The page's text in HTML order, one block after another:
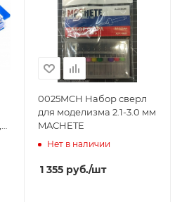
0025MCH Набор сверл
для моделизма 2.1-3.0 мм
MACHETE
Нет в наличии
1 355 руб./шт